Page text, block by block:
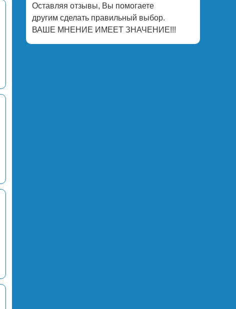
Оставляя отзывы, Вы помогаете
другим сделать правильный выбор.
ВАШЕ МНЕНИЕ ИМЕЕТ ЗНАЧЕНИЕ!!!